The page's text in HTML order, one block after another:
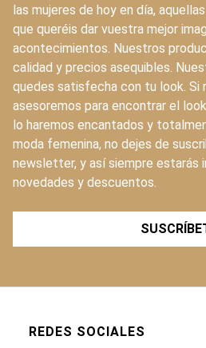
las mujeres de hoy en día,
que queréis dar vuestra mejor
acontecimientos. Nuestros
calidad y precios asequibles.
quedes satisfecha con tu look. Si
asesoremos para encontrar el
lo haremos encantados y
moda femenina, no dejes de
newsletter, y así siempre estarás
novedades y descuentos.
REDES SOCIALES